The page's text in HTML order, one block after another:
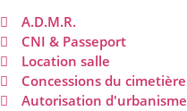
A.D.M.R.
CNI & Passeport
Location salle
Concessions du cimetière
Autorisation d'urbanisme